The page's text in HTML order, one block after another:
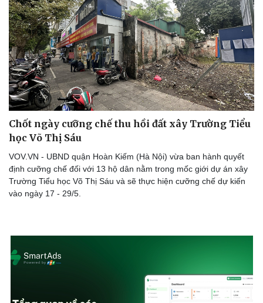
Chốt ngày cưỡng chế thu hồi đất xây Trường Tiểu
học Võ Thị Sáu
VOV.VN - UBND quận Hoàn Kiếm (Hà Nội) vừa ban hành quyết
định cưỡng chế đối với 13 hộ dân nằm trong mốc giới dự án xây
Trường Tiểu học Võ Thị Sáu và sẽ thực hiện cưỡng chế dự kiến
vào ngày 17 - 29/5.